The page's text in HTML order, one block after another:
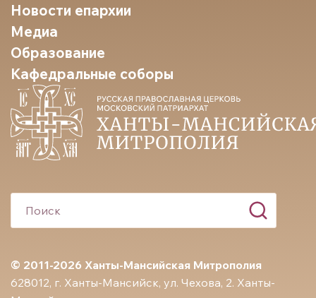
© 2011-2026 Ханты-Мансийская Митрополия
628012, г. Ханты-Мансийск, ул. Чехова, 2. Ханты-
Новости епархии
Медиа
Образование
Кафедральные соборы